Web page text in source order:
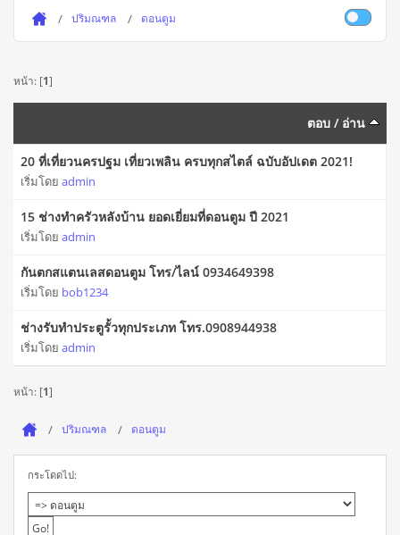
ปริมณฑล ดอนตูม
หน้า: [1]
ตอบ / อ่าน
20 ที่เที่ยวนครปฐม เที่ยวเพลิน ครบทุกสไตล์ ฉบับอัปเดต 2021!
เริ่มโดย admin
15 ช่างทําครัวหลังบ้าน ยอดเยี่ยมที่ดอนตูม ปี 2021
เริ่มโดย admin
กันตกสแตนเลสดอนตูม โทร/ไลน์ 0934649398
เริ่มโดย bob1234
ช่างรับทำประตูรั้วทุกประเภท โทร.0908944938
เริ่มโดย admin
หน้า: [1]
ปริมณฑล ดอนตูม
กระโดดไป: